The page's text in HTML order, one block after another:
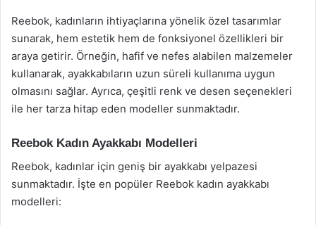
Reebok, kadınların ihtiyaçlarına yönelik özel tasarımlar
sunarak, hem estetik hem de fonksiyonel özellikleri bir
araya getirir. Örneğin, hafif ve nefes alabilen malzemeler
kullanarak, ayakkabıların uzun süreli kullanıma uygun
olmasını sağlar. Ayrıca, çeşitli renk ve desen seçenekleri
ile her tarza hitap eden modeller sunmaktadır.
Reebok Kadın Ayakkabı Modelleri
Reebok, kadınlar için geniş bir ayakkabı yelpazesi
sunmaktadır. İşte en popüler Reebok kadın ayakkabı
modelleri: